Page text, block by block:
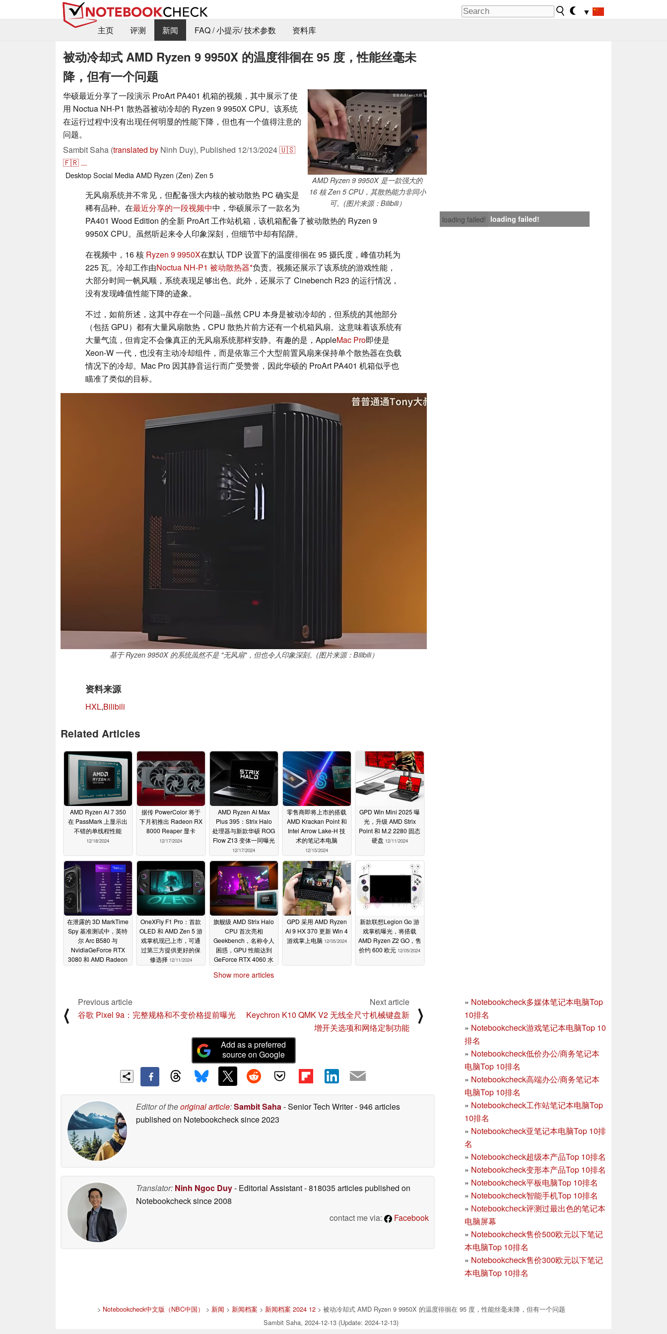
▼
主页
评测 新闻 FAQ / 小提示/ 技术参数 资料库
被动冷却式 AMD Ryzen 9 9950X 的温度徘徊在 95 度，性能丝毫未
降，但有一个问题
AMD Ryzen 9 9950X 是一款强大的
16 核 Zen 5 CPU，其散热能力非同小
可。(图片来源：Bilibili）
华硕最近分享了一段演示 ProArt PA401 机箱的视频，其中展示了使
用 Noctua NH-P1 散热器被动冷却的 Ryzen 9 9950X CPU。该系统
在运行过程中没有出现任何明显的性能下降，但也有一个值得注意的
问题。
Sambit Saha (translated by Ninh Duy), Published 12/13/2024🇺🇸
🇫🇷 ...
DesktopSocial MediaAMD Ryzen (Zen) Zen 5
loading failed! loading failed!
无风扇系统并不常见，但配备强大内核的被动散热 PC 确实是
稀有品种。在最近分享的一段视频中中，华硕展示了一款名为
PA401 Wood Edition 的全新 ProArt 工作站机箱，该机箱配备了被动散热的 Ryzen 9
9950X CPU。虽然听起来令人印象深刻，但细节中却有陷阱。
在视频中，16 核 Ryzen 9 9950X在默认 TDP 设置下的温度徘徊在 95 摄氏度，峰值功耗为
225 瓦。冷却工作由Noctua NH-P1 被动散热器 负责。视频还展示了该系统的游戏性能，
大部分时间一帆风顺，系统表现足够出色。此外，还展示了 Cinebench R23 的运行情况，
没有发现峰值性能下降的迹象。
不过，如前所述，这其中存在一个问题--虽然 CPU 本身是被动冷却的，但系统的其他部分
（包括 GPU）都有大量风扇散热，CPU 散热片前方还有一个机箱风扇。这意味着该系统有
大量气流，但肯定不会像真正的无风扇系统那样安静。有趣的是，AppleMac Pro即使是
Xeon-W 一代，也没有主动冷却组件，而是依靠三个大型前置风扇来保持单个散热器在负载
情况下的冷却。Mac Pro 因其静音运行而广受赞誉，因此华硕的 ProArt PA401 机箱似乎也
瞄准了类似的目标。
基于 Ryzen 9950X 的系统虽然不是 "无风扇"，但也令人印象深刻。(图片来源：Bilibili）
资料来源
HXL,Bilibili
Related Articles
AMD Ryzen AI 7 350
在 PassMark 上显示出
不错的单线程性能
12/18/2024
据传 PowerColor 将于
下月初推出 Radeon RX
8000 Reaper 显卡
12/17/2024
AMD Ryzen AI Max
Plus 395：Strix Halo
处理器与新款华硕 ROG
Flow Z13 变体一同曝光
12/17/2024
零售商即将上市的搭载
AMD Krackan Point 和
Intel Arrow Lake-H 技
术的笔记本电脑
12/15/2024
GPD Win Mini 2025 曝
光，升级 AMD Strix
Point 和 M.2 2280 固态
硬盘 12/11/2024
在泄露的 3D MarkTime
Spy 基准测试中，英特
尔 Arc B580 与
NvidiaGeForce RTX
3080 和 AMD Radeon
OneXFly F1 Pro：首款
OLED 和 AMD Zen 5 游
戏掌机现已上市，可通
过第三方提供更好的保
修选择 12/11/2024
旗舰级 AMD Strix Halo
CPU 首次亮相
Geekbench，名称令人
困惑，GPU 性能达到
GeForce RTX 4060 水
GPD 采用 AMD Ryzen
AI 9 HX 370 更新 Win 4
游戏掌上电脑 12/05/2024
新款联想Legion Go 游
戏掌机曝光，将搭载
AMD Ryzen Z2 GO，售
价约 600 欧元 12/05/2024
Show more articles
» Notebookcheck多媒体笔记本电脑Top
10排名
» Notebookcheck游戏笔记本电脑Top 10
排名
» Notebookcheck低价办公/商务笔记本
电脑Top 10排名
» Notebookcheck高端办公/商务笔记本
电脑Top 10排名
» Notebookcheck工作站笔记本电脑Top
10排名
» Notebookcheck亚笔记本电脑Top 10排
名
» Notebookcheck超级本产品Top 10排名
» Notebookcheck变形本产品Top 10排名
» Notebookcheck平板电脑Top 10排名
» Notebookcheck智能手机Top 10排名
» Notebookcheck评测过最出色的笔记本
电脑屏幕
» Notebookcheck售价500欧元以下笔记
本电脑Top 10排名
» Notebookcheck售价300欧元以下笔记
本电脑Top 10排名
⟨
Previous article
谷歌 Pixel 9a：完整规格和不变价格提前曝光
Next article
Keychron K10 QMK V2 无线全尺寸机械键盘新
增开关选项和网络定制功能
⟩
Add as a preferred
source on Google
Editor of theoriginal article:Sambit Saha- Senior Tech Writer- 946 articles
published on Notebookchecksince 2023
Translator: Ninh Ngoc Duy- Editorial Assistant- 818035 articles published on
Notebookchecksince 2008
contact me via:
Facebook
> Notebookcheck中文版（NBC中国） > 新闻 > 新闻档案 > 新闻档案 2024 12> 被动冷却式 AMD Ryzen 9 9950X 的温度徘徊在 95 度，性能丝毫未降，但有一个问题
Sambit Saha, 2024-12-13 (Update: 2024-12-13)